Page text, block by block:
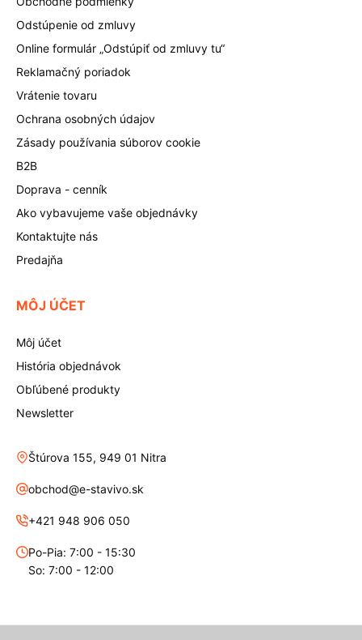
Odstúpenie od zmluvy
Online formulár „Odstúpiť od zmluvy tu“
Reklamačný poriadok
Vrátenie tovaru
Ochrana osobných údajov
Zásady používania súborov cookie
B2B
Doprava - cenník
Ako vybavujeme vaše objednávky
Kontaktujte nás
Predajňa
MÔJ ÚČET
Môj účet
História objednávok
Obľúbené produkty
Newsletter
Štúrova 155, 949 01 Nitra
obchod@e-stavivo.sk
+421 948 906 050
Po-Pia: 7:00 - 15:30
So: 7:00 - 12:00